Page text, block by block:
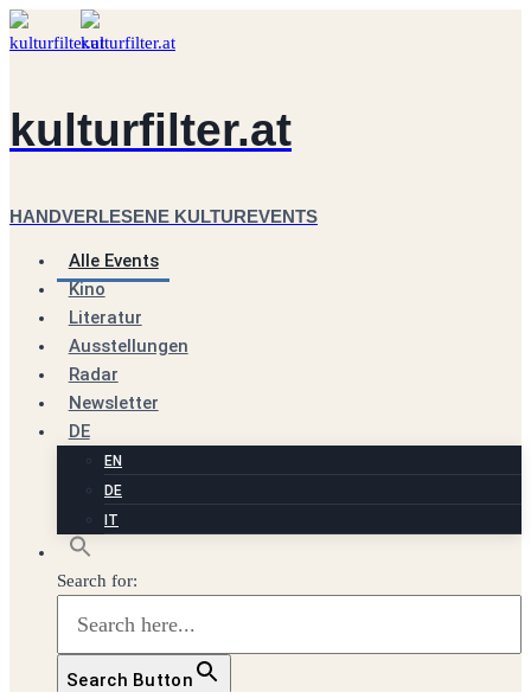
Zum
Inhalt
kulturfilter.at
HANDVERLESENE KULTUREVENTS
Alle Events
Kino
Literatur
Ausstellungen
Radar
Newsletter
DE
EN
DE
IT
Search for:
Search Button